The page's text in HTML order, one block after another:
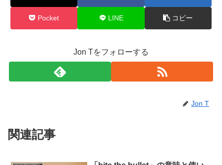
Pocket LINE コピー
Jon Tをフォローする
Jon T
関連記事